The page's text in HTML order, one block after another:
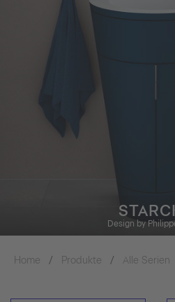
Design by
Home Produkte Alle Serien